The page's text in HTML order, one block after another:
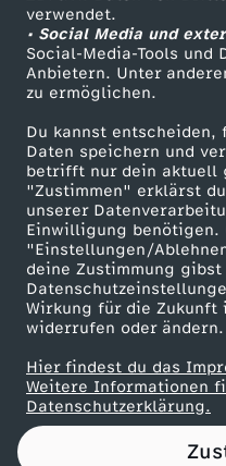
verwendet.
• Social Media und
Social-Media-Tools und
Anbietern. Unter
zu ermöglichen.
Du kannst entscheiden,
Daten speichern und
betrifft nur dein aktuell
"Zustimmen" erklärst
unserer
Einwilligung benötigen.
"Einstellungen/
deine Zustimmung
Wirkung für die Zukunft
widerrufen oder ändern.
Hier findest du das
Weitere Informationen
Datenschutzerklärung.
l
i
s
t
d
e
r
X
X
ZDF Unternehmen
Karriere
ZDF goes Schule
Werbefernsehen
Mainzelmännchen
Partner